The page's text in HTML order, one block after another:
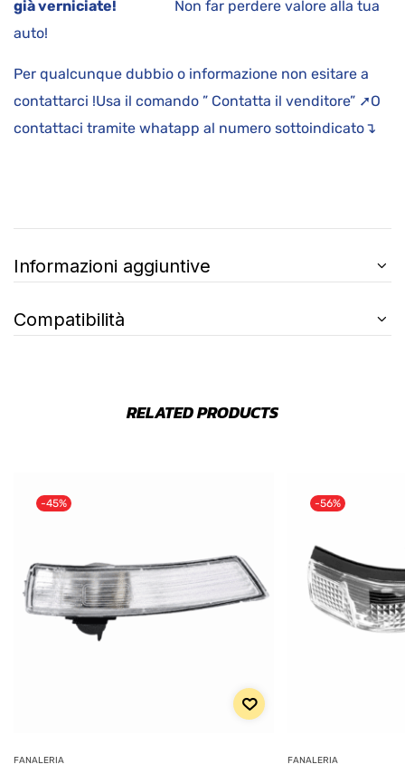
già verniciate! Non far perdere valore alla tua
auto!
Per qualcunque dubbio o informazione non esitare a
contattarci !Usa il comando ” Contatta il venditore” ➚O
contattaci tramite whatapp al numero sottoindicato↴
Informazioni aggiuntive
Compatibilità
RELATED PRODUCTS
-45%
FANALERIA
-56%
FANALERIA